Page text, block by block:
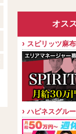
オス
スピリッツ麻
ハピネスグル